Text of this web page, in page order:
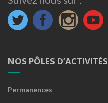
NOS PÔLES D’ACTIVITÉS
Permanences